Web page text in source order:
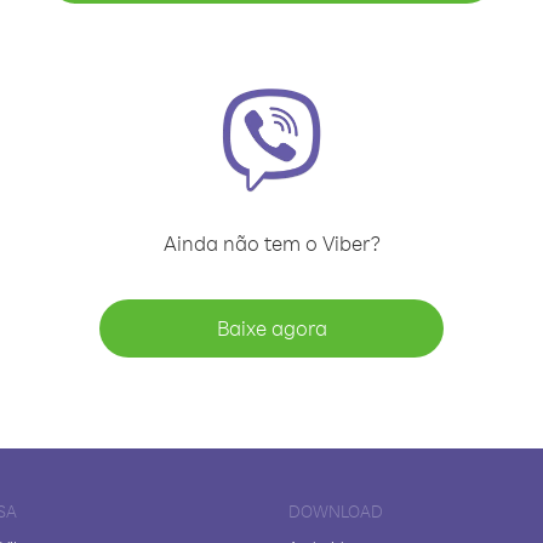
Ainda não tem o Viber?
Baixe agora
DOWNLOAD